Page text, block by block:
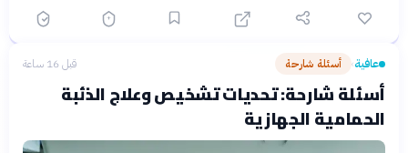
عافية› أسئلة شارحة قبل 16 ساعة
أسئلة شارحة: تحديات تشخيص وعلاج الذئبة
الحمامية الجهازية